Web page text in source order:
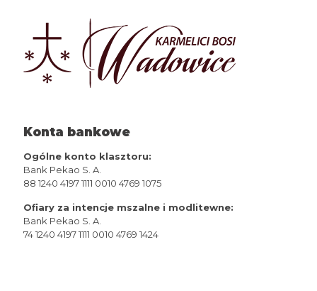
Konta bankowe
Ogólne konto klasztoru:
Bank Pekao S. A.
88 1240 4197 1111 0010 4769 1075
Ofiary za intencje mszalne i modlitewne:
Bank Pekao S. A.
74 1240 4197 1111 0010 4769 1424